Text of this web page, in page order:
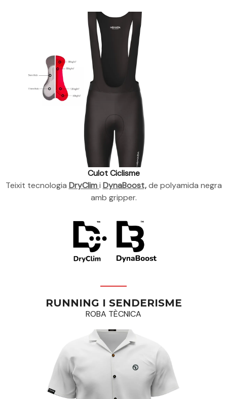
Culot Ciclisme
Teixit tecnologia DryClimi DynaBoost,de polyamida negra
amb gripper.
RUNNING I SENDERISME
ROBA TÈCNICA